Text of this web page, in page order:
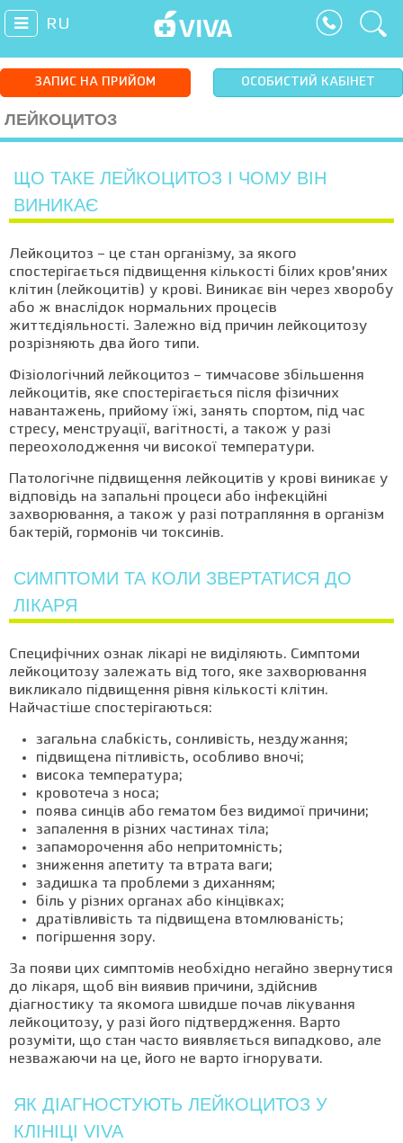
RU
ЗАПИС НА ПРИЙОМ ОСОБИСТИЙ КАБІНЕТ
ЛЕЙКОЦИТОЗ
ЩО ТАКЕ ЛЕЙКОЦИТОЗ І ЧОМУ ВІН
ВИНИКАЄ
Лейкоцитоз – це стан організму, за якого
спостерігається підвищення кількості білих кров’яних
клітин (лейкоцитів) у крові. Виникає він через хворобу
або ж внаслідок нормальних процесів
життєдіяльності. Залежно від причин лейкоцитозу
розрізняють два його типи.
Фізіологічний лейкоцитоз – тимчасове збільшення
лейкоцитів, яке спостерігається після фізичних
навантажень, прийому їжі, занять спортом, під час
стресу, менструації, вагітності, а також у разі
переохолодження чи високої температури.
Патологічне підвищення лейкоцитів у крові виникає у
відповідь на запальні процеси або інфекційні
захворювання, а також у разі потрапляння в організм
бактерій, гормонів чи токсинів.
СИМПТОМИ ТА КОЛИ ЗВЕРТАТИСЯ ДО
ЛІКАРЯ
Специфічних ознак лікарі не виділяють. Симптоми
лейкоцитозу залежать від того, яке захворювання
викликало підвищення рівня кількості клітин.
Найчастіше спостерігаються:
загальна слабкість, сонливість, нездужання;
підвищена пітливість, особливо вночі;
висока температура;
кровотеча з носа;
поява синців або гематом без видимої причини;
запалення в різних частинах тіла;
запаморочення або непритомність;
зниження апетиту та втрата ваги;
задишка та проблеми з диханням;
біль у різних органах або кінцівках;
дратівливість та підвищена втомлюваність;
погіршення зору.
За появи цих симптомів необхідно негайно звернутися
до лікаря, щоб він виявив причини, здійснив
діагностику та якомога швидше почав лікування
лейкоцитозу, у разі його підтвердження. Варто
розуміти, що стан часто виявляється випадково, але
незважаючи на це, його не варто ігнорувати.
ЯК ДІАГНОСТУЮТЬ ЛЕЙКОЦИТОЗ У
КЛІНІЦІ VIVA